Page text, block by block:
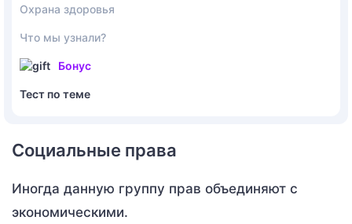
Охрана здоровья
Что мы узнали?
Бонус
Тест по теме
Социальные права
Иногда данную группу прав объединяют с
экономическими.